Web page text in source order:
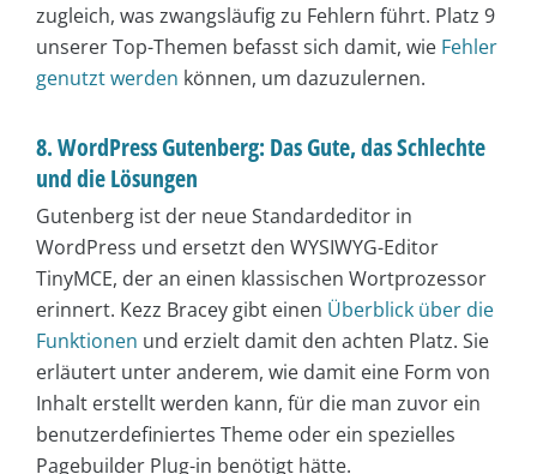
zugleich, was zwangsläufig zu Fehlern führt. Platz 9
unserer Top-Themen befasst sich damit, wie Fehler
genutzt werden können, um dazuzulernen.
8. WordPress Gutenberg: Das Gute, das Schlechte
und die Lösungen
Gutenberg ist der neue Standardeditor in
WordPress und ersetzt den WYSIWYG-Editor
TinyMCE, der an einen klassischen Wortprozessor
erinnert. Kezz Bracey gibt einen Überblick über die
Funktionen und erzielt damit den achten Platz. Sie
erläutert unter anderem, wie damit eine Form von
Inhalt erstellt werden kann, für die man zuvor ein
benutzerdefiniertes Theme oder ein spezielles
Pagebuilder Plug-in benötigt hätte.